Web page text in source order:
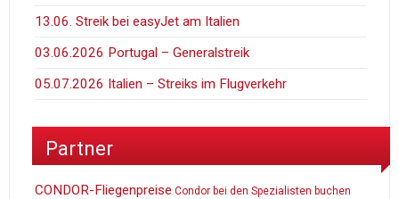
13.06. Streik bei easyJet am Italien
03.06.2026 Portugal – Generalstreik
05.07.2026 Italien – Streiks im Flugverkehr
Partner
CONDOR-Fliegenpreise Condor bei den Spezialisten buchen